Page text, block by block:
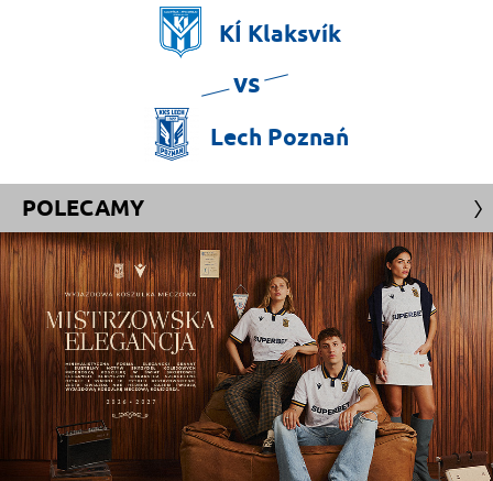
KÍ Klaksvík
vs
Lech Poznań
POLECAMY